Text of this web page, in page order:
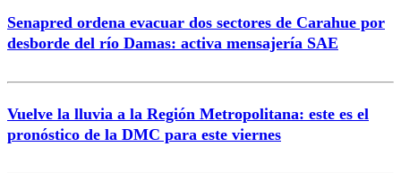
Correo
Enviar comentario
Senapred ordena evacuar dos sectores de Carahue por
desborde del río Damas: activa mensajería SAE
Vuelve la lluvia a la Región Metropolitana: este es el
pronóstico de la DMC para este viernes